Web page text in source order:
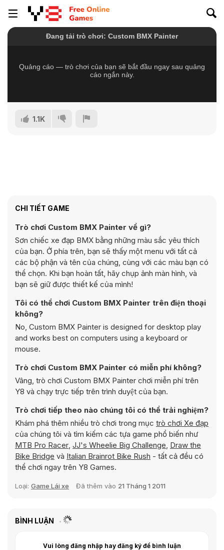
1.1K
CHI TIẾT GAME
Trò chơi Custom BMX Painter về gì?
Sơn chiếc xe đạp BMX bằng những màu sắc yêu thích
của bạn. Ở phía trên, bạn sẽ thấy một menu với tất cả
các bộ phận và tên của chúng, cùng với các màu bạn có
thể chọn. Khi bạn hoàn tất, hãy chụp ảnh màn hình, và
bạn sẽ giữ được thiết kế của mình!
Tôi có thể chơi Custom BMX Painter trên điện thoại
không?
No, Custom BMX Painter is designed for desktop play
and works best on computers using a keyboard or
mouse.
Trò chơi Custom BMX Painter có miễn phí không?
Vâng, trò chơi Custom BMX Painter chơi miễn phí trên
Y8 và chạy trực tiếp trên trình duyệt của bạn.
Trò chơi tiếp theo nào chúng tôi có thể trải nghiệm?
Khám phá thêm nhiều trò chơi trong mục trò chơi Xe đạp
của chúng tôi và tìm kiếm các tựa game phổ biến như
MTB Pro Racer, JJ's Wheelie Big Challenge, Draw the
Bike Bridge và Italian Brainrot Bike Rush - tất cả đều có
thể chơi ngay trên Y8 Games.
Loại: Game Lái xe Đã thêm vào 21 Tháng 1 2011
BÌNH LUẬN
Vui lòng đăng nhập hay đăng ký để bình luận